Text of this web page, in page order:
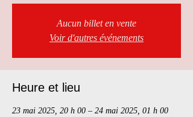
Aucun billet en vente
Voir d'autres événements
Heure et lieu
23 mai 2025, 20 h 00 – 24 mai 2025, 01 h 00